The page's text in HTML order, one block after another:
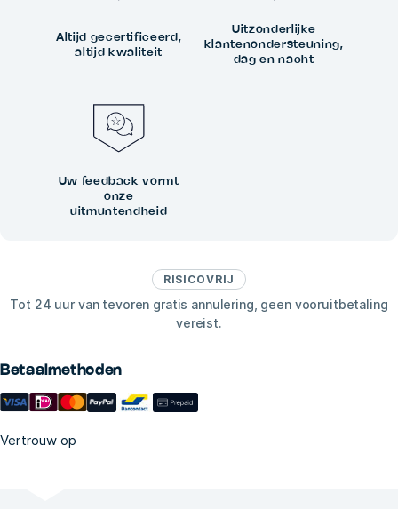
RISICOVRIJ
Tot 24 uur van tevoren gratis annulering, geen vooruitbetaling
vereist.
Betaalmethoden
Vertrouw op
Altijd gecertificeerd,
altijd kwaliteit
Uitzonderlijke
klantenondersteuning,
dag en nacht
Uw feedback vormt
onze
uitmuntendheid